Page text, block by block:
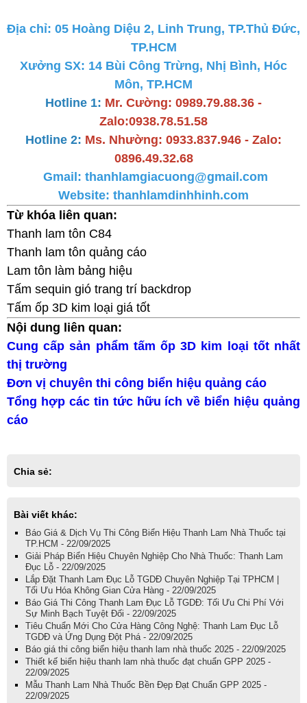
Địa chỉ: 05 Hoàng Diệu 2, Linh Trung, TP.Thủ Đức,
TP.HCM
Xưởng SX: 14 Bùi Công Trừng, Nhị Bình, Hóc
Môn, TP.HCM
Hotline 1: Mr. Cường: 0989.79.88.36 -
Zalo:0938.78.51.58
Hotline 2: Ms. Nhường: 0933.837.946 - Zalo:
0896.49.32.68
Gmail: thanhlamgiacuong@gmail.com
Website: thanhlamdinhhinh.com
Từ khóa liên quan:
Thanh lam tôn C84
Thanh lam tôn quảng cáo
Lam tôn làm bảng hiệu
Tấm sequin gió trang trí backdrop
Tấm ốp 3D kim loại giá tốt
Nội dung liên quan:
Cung cấp sản phẩm tấm ốp 3D kim loại tốt nhất
thị trường
Đơn vị chuyên thi công biển hiệu quảng cáo
Tổng hợp các tin tức hữu ích về biển hiệu quảng
cáo
Chia sẻ:
Bài viết khác:
Báo Giá & Dịch Vụ Thi Công Biển Hiệu Thanh Lam Nhà Thuốc tại
TP.HCM - 22/09/2025
Giải Pháp Biển Hiệu Chuyên Nghiệp Cho Nhà Thuốc: Thanh Lam
Đục Lỗ - 22/09/2025
Lắp Đặt Thanh Lam Đục Lỗ TGDĐ Chuyên Nghiệp Tại TPHCM |
Tối Ưu Hóa Không Gian Cửa Hàng - 22/09/2025
Báo Giá Thi Công Thanh Lam Đục Lỗ TGDĐ: Tối Ưu Chi Phí Với
Sự Minh Bạch Tuyệt Đối - 22/09/2025
Tiêu Chuẩn Mới Cho Cửa Hàng Công Nghệ: Thanh Lam Đục Lỗ
TGDĐ và Ứng Dụng Đột Phá - 22/09/2025
Báo giá thi công biển hiệu thanh lam nhà thuốc 2025 - 22/09/2025
Thiết kế biển hiệu thanh lam nhà thuốc đạt chuẩn GPP 2025 -
22/09/2025
Mẫu Thanh Lam Nhà Thuốc Bền Đẹp Đạt Chuẩn GPP 2025 -
22/09/2025